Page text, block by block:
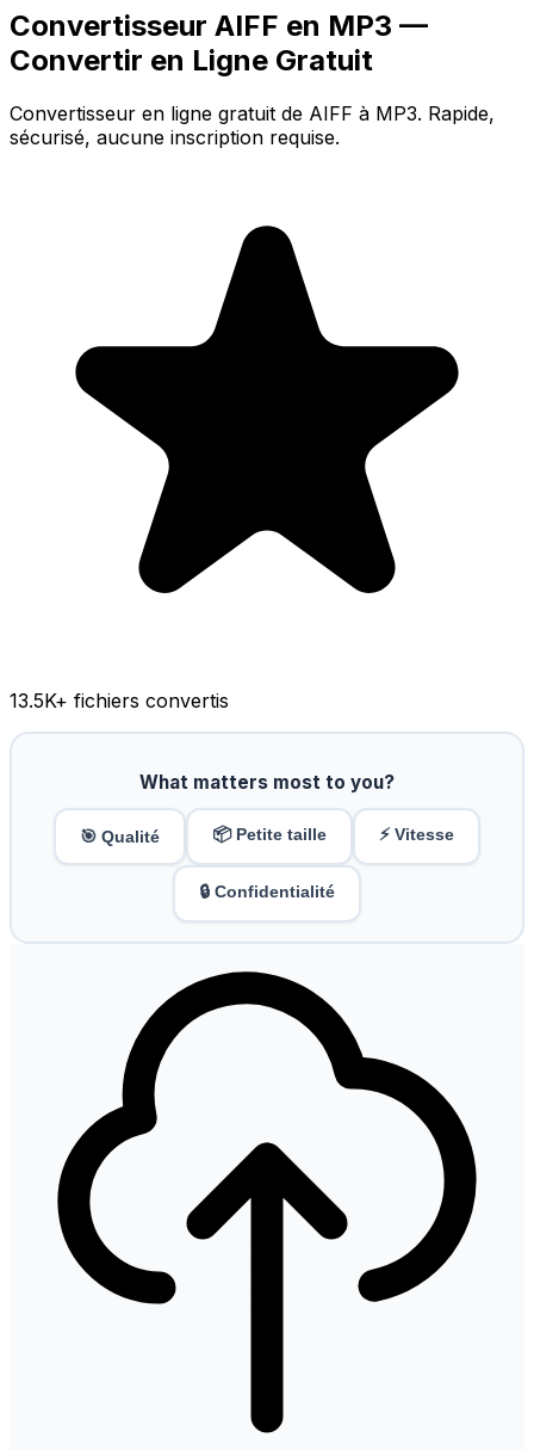
Convertisseur AIFF en MP3 —
Convertir en Ligne Gratuit
Convertisseur en ligne gratuit de AIFF à MP3. Rapide,
sécurisé, aucune inscription requise.
13.5K+ fichiers convertis
What matters most to you?
🎯 Qualité 📦 Petite taille ⚡ Vitesse
🔒 Confidentialité